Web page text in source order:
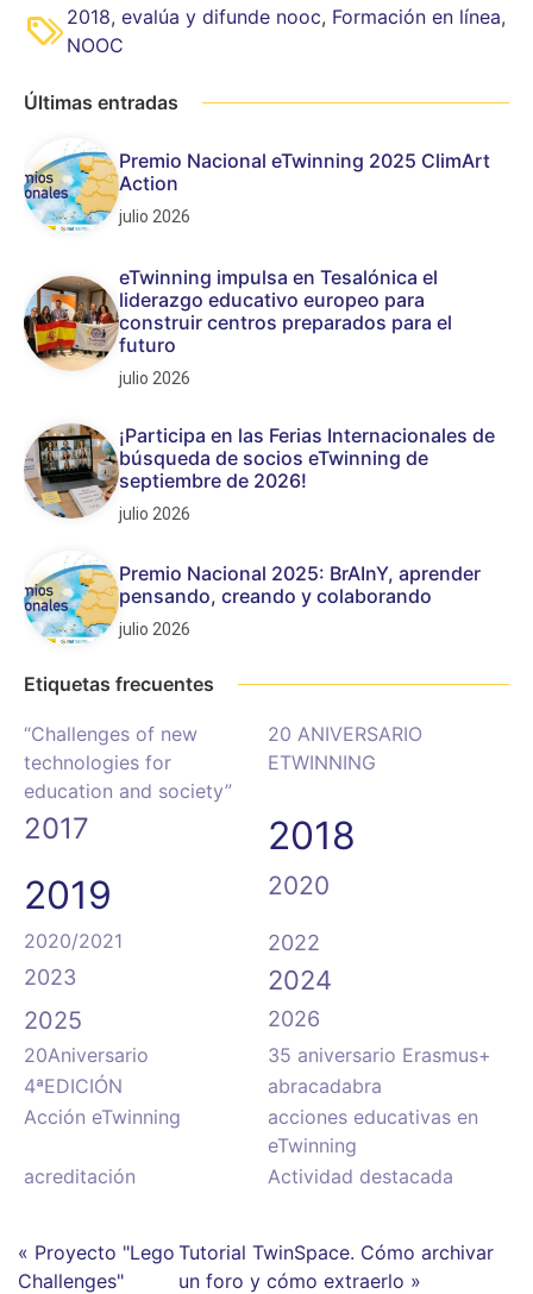
2018, evalúa y difunde nooc, Formación en línea,
NOOC
Últimas entradas
Premio Nacional eTwinning 2025 ClimArt
Action
julio 2026
eTwinning impulsa en Tesalónica el
liderazgo educativo europeo para
construir centros preparados para el
futuro
julio 2026
¡Participa en las Ferias Internacionales de
búsqueda de socios eTwinning de
septiembre de 2026!
julio 2026
Premio Nacional 2025: BrAInY, aprender
pensando, creando y colaborando
julio 2026
Etiquetas frecuentes
“Challenges of new
technologies for
education and society”
20 ANIVERSARIO
ETWINNING
2017
2018
2019
2020
2020/2021
2022
2023
2024
2025 2026
20Aniversario
35 aniversario Erasmus+
4ªEDICIÓN
abracadabra
Acción eTwinning
acciones educativas en
eTwinning
acreditación
Actividad destacada
« Proyecto "Lego
Challenges"
Tutorial TwinSpace. Cómo archivar
un foro y cómo extraerlo »